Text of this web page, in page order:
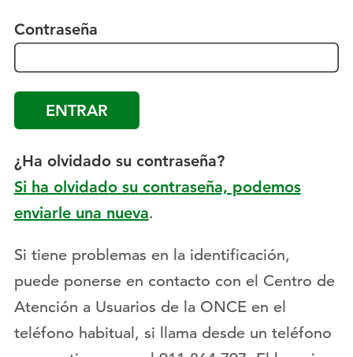
Contraseña
¿Ha olvidado su contraseña?
Si ha olvidado su contraseña, podemos
enviarle una nueva.
Si tiene problemas en la identificación,
puede ponerse en contacto con el Centro de
Atención a Usuarios de la ONCE en el
teléfono habitual, si llama desde un teléfono